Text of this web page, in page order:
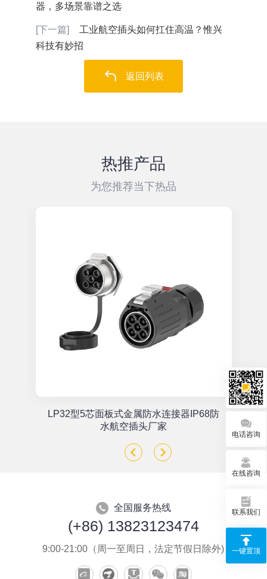
器，多场景靠谱之选
[下一篇]
工业航空插头如何扛住高温？惟兴
科技有妙招
返回列表
热推产品
为您推荐当下热品
LP32型5芯面板式金属防水连接器IP68防
水航空插头厂家
全国服务热线
(+86) 13823123474
9:00-21:00（周一至周日，法定节假日除外)
电话咨询
在线咨询
联系我们
一键置顶